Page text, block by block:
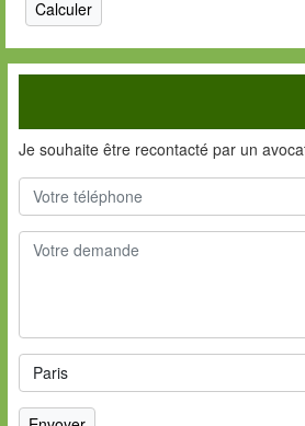
Je souhaite être recontacté par un